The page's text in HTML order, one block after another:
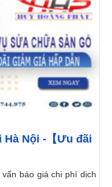
Nội -【Ưu đãi
báo giá chi phí dịch